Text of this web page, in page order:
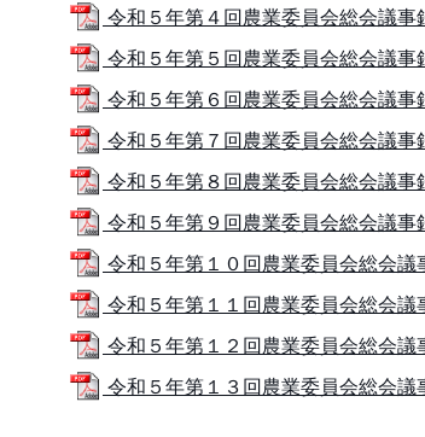
令和５年第４回農業委員会総会議
令和５年第５回農業委員会総会議
令和５年第６回農業委員会総会議
令和５年第７回農業委員会総会議
令和５年第８回農業委員会総会議
令和５年第９回農業委員会総会議
令和５年第１０回農業委員会総会
令和５年第１１回農業委員会総会
令和５年第１２回農業委員会総会
令和５年第１３回農業委員会総会